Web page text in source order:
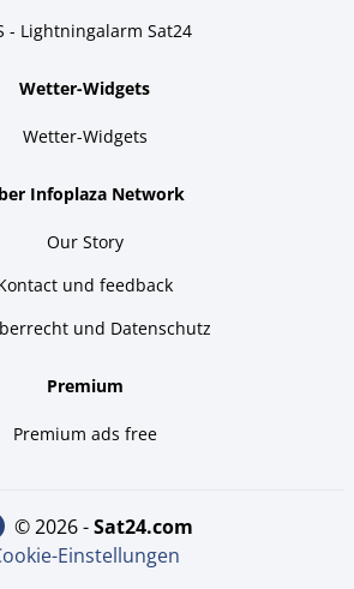
- Lightningalarm Sat24
Wetter-Widgets
Wetter-Widgets
Infoplaza Network
Our Story
und feedback
und Datenschutz
Premium
Premium ads free
© 2026 - sat24.com
Einstellungen